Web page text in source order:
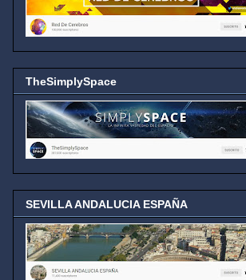
TheSimplySpace
SEVILLA ANDALUCIA ESPAÑA